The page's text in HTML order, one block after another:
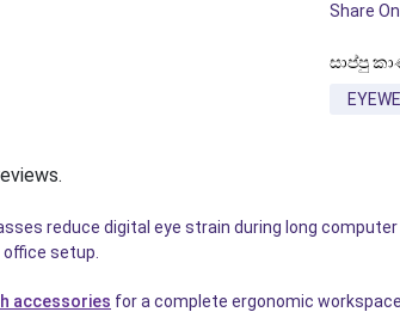
Share
සාප්පු
reduce digital eye strain during long
setup.
accessories for a complete ergonomic